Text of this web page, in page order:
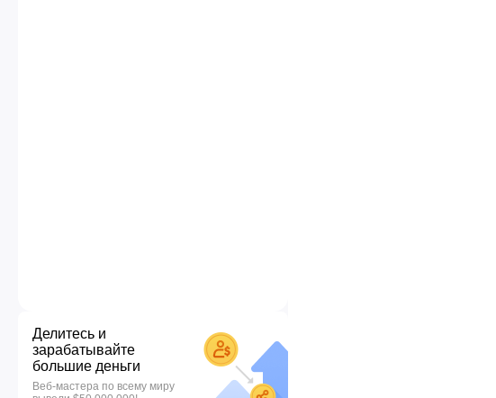
Делитесь и
зарабатывайте
большие деньги
Веб-мастера по всему миру